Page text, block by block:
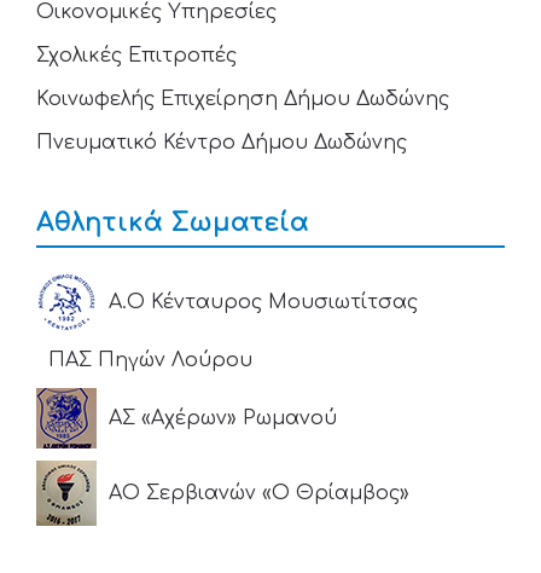
Οικονομικές Υπηρεσίες
Σχολικές Επιτροπές
Κοινωφελής Επιχείρηση Δήμου Δωδώνης
Πνευματικό Κέντρο Δήμου Δωδώνης
Αθλητικά Σωματεία
Α.Ο Κένταυρος Μουσιωτίτσας
ΠΑΣ Πηγών Λούρου
ΑΣ «Αχέρων» Ρωμανού
ΑΟ Σερβιανών «Ο Θρίαμβος»